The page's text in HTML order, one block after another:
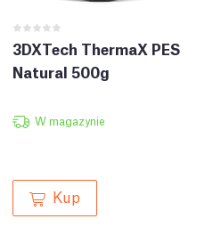
3DXTech ThermaX PES
Natural 500g
W magazynie
Kup